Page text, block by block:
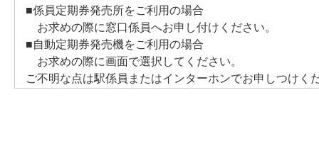
■係員定期券発売所をご利用の場合
お求めの際に窓口係員へお申し付けください。
■自動定期券発売機をご利用の場合
お求めの際に画面で選択してください。
ご不明な点は駅係員またはインターホンでお申しつけく